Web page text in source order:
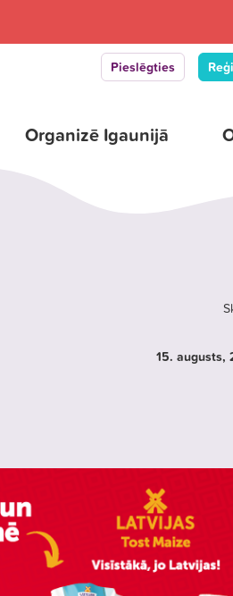
Pieslēgties
Organizē Igaunijā
15. augusts,